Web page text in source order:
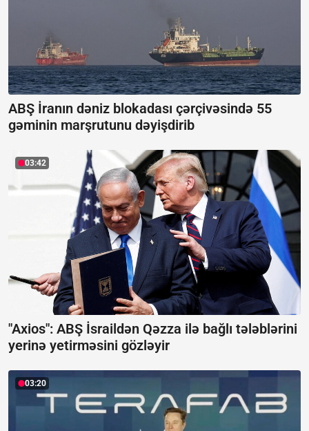
ABŞ İranın dəniz blokadası çərçivəsində 55
gəminin marşrutunu dəyişdirib
03:42
"Axios": ABŞ İsraildən Qəzza ilə bağlı tələblərini
yerinə yetirməsini gözləyir
03:20